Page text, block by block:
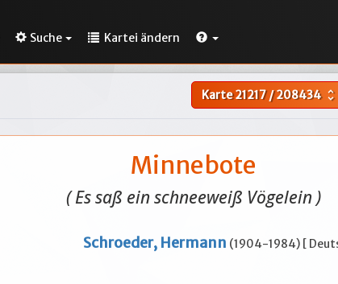
Suche Kartei ändern
Karte21217/208434 unfold_more
Minnebote
( Es saß ein schneeweiß Vögelein )
Schroeder, Hermann (1904-1984) [